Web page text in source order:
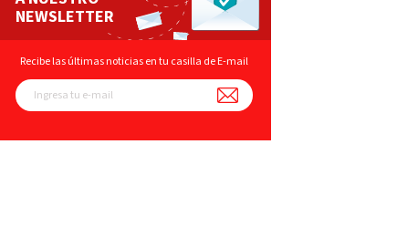
NEWSLETTER
Recibe las últimas noticias en tu casilla de E-mail